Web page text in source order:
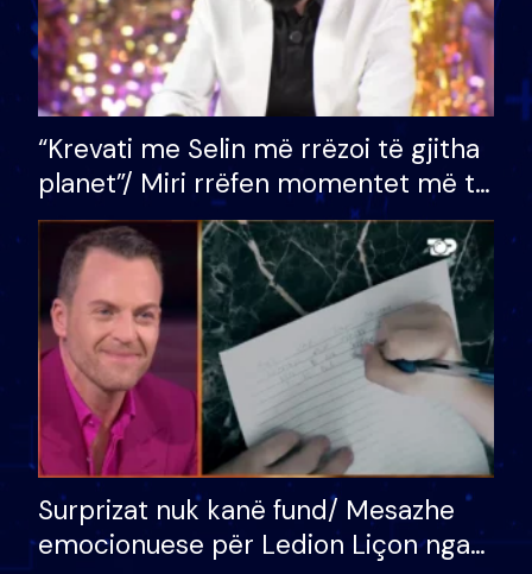
“Krevati me Selin më rrëzoi të gjitha
planet”/ Miri rrëfen momentet më të
bukura në shtëpinë e BB VIP: Do më
mungojë zilja e mëngjesit kur…
Surprizat nuk kanë fund/ Mesazhe
emocionuese për Ledion Liçon nga